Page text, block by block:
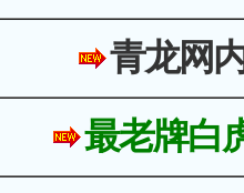
青龙网
最老牌白